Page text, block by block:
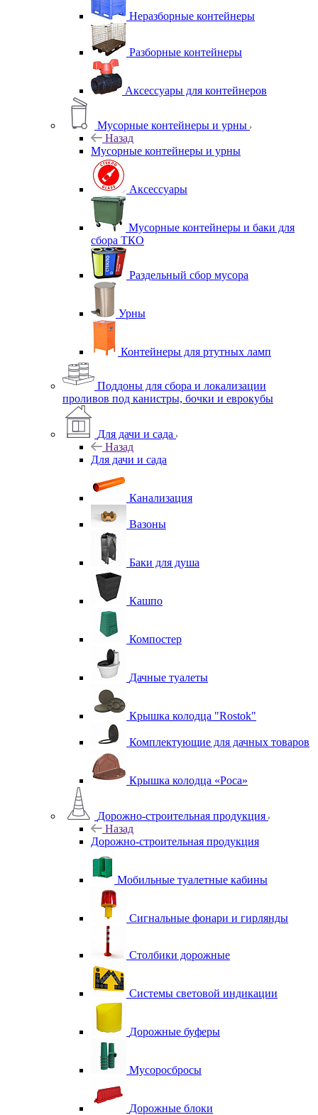
Неразборные контейнеры
Разборные контейнеры
Аксессуары для контейнеров
Мусорные контейнеры и урны
Назад
Мусорные контейнеры и урны
Аксессуары
Мусорные контейнеры и баки для
сбора ТКО
Раздельный сбор мусора
Урны
Контейнеры для ртутных ламп
Поддоны для сбора и локализации
проливов под канистры, бочки и еврокубы
Для дачи и сада
Назад
Для дачи и сада
Канализация
Вазоны
Баки для душа
Кашпо
Компостер
Дачные туалеты
Крышка колодца "Rostok"
Комплектующие для дачных товаров
Крышка колодца «Роса»
Дорожно-строительная продукция
Назад
Дорожно-строительная продукция
Мобильные туалетные кабины
Сигнальные фонари и гирлянды
Столбики дорожные
Системы световой индикации
Дорожные буферы
Мусоросбросы
Дорожные блоки